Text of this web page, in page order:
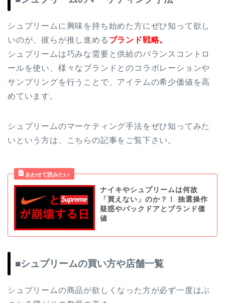
シュプリームに興味を持ち始めた方にぜひ知って欲し
いのが、彼らが推し進める ブランド戦略。
シュプリームは巧みな需要と供給のバランスコントロ
ールを使い、様々なブランドとのコラボレーションや
サンプリングを行うことで、アイテムの希少価値を高
めています。
シュプリームのマーケティング手法をぜひ知ってみた
いという方は、こちらの記事をご覧下さい。
ナイキやシュプリームは何故
「買えない」のか？！ 抽選操作
疑惑やバックドアとブランド価
値
■シュプリームの買い方や店舗一覧
シュプリームの商品が欲しくなった方が必ず一度はぶ